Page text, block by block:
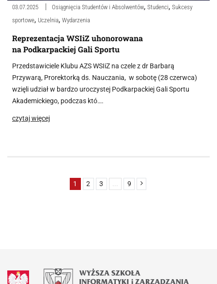
03.07.2025 Osiągnięcia Studentów i Absolwentów, Studenci, Sukcesy
sportowe, Uczelnia, Wydarzenia
Reprezentacja WSIiZ uhonorowana
na Podkarpackiej Gali Sportu
Przedstawiciele Klubu AZS WSIiZ na czele z dr Barbarą
Przywarą, Prorektorką ds. Nauczania, w sobotę (28 czerwca)
wzięli udział w bardzo uroczystej Podkarpackiej Gali Sportu
Akademickiego, podczas któ….
czytaj więcej
1 2 3 9